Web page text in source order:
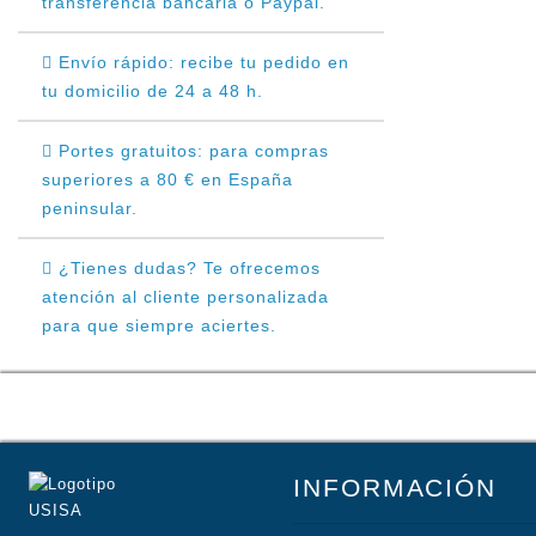
Envío rápido: recibe tu pedido en
tu domicilio de 24 a 48 h.
Portes gratuitos: para compras
superiores a 80 € en España
peninsular.
¿Tienes dudas? Te ofrecemos
atención al cliente personalizada
para que siempre aciertes.
INFORMACIÓN